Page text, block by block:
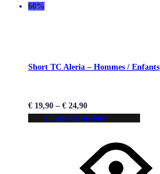
60%
Short TC Aleria – Hommes / Enfants
€ 19,90 – € 24,90
Choix des options